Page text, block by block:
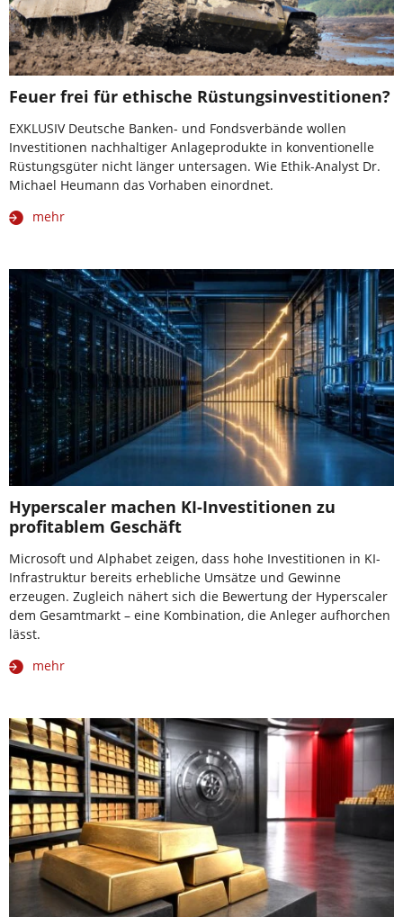
Feuer frei für ethische Rüstungsinvestitionen?
EXKLUSIV Deutsche Banken- und Fondsverbände wollen
Investitionen nachhaltiger Anlageprodukte in konventionelle
Rüstungsgüter nicht länger untersagen. Wie Ethik-Analyst Dr.
Michael Heumann das Vorhaben einordnet.
mehr
Hyperscaler machen KI-Investitionen zu
profitablem Geschäft
Microsoft und Alphabet zeigen, dass hohe Investitionen in KI-
Infrastruktur bereits erhebliche Umsätze und Gewinne
erzeugen. Zugleich nähert sich die Bewertung der Hyperscaler
dem Gesamtmarkt – eine Kombination, die Anleger aufhorchen
lässt.
mehr